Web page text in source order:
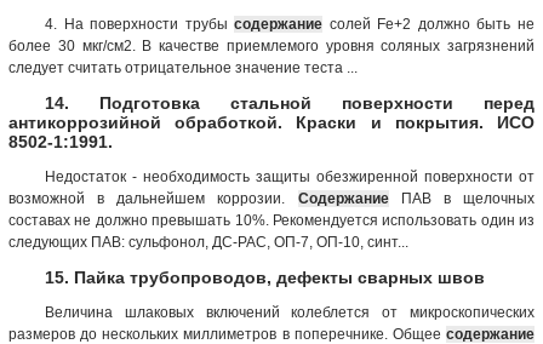
4. На поверхности трубысодержание солей Fe+2 должно быть не
более 30 мкг/см2. В качестве приемлемого уровня соляных загрязнений
следует считать отрицательное значение теста ...
14. Подготовка стальной поверхности перед
антикоррозийной обработкой. Краски и покрытия. ИСО
8502-1:1991.
Недостаток - необходимость защиты обезжиренной поверхности от
возможной в дальнейшем коррозии. СодержаниеПАВ в щелочных
составах не должно превышать 10%. Рекомендуется использовать один из
следующих ПАВ: сульфонол, ДС-РАС, ОП-7, ОП-10, синт...
15. Пайка трубопроводов, дефекты сварных швов
Величина шлаковых включений колеблется от микроскопических
размеров до нескольких миллиметров в поперечнике. Общее содержание